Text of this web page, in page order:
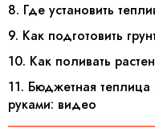
8. Где установить
9. Как подготовить
10. Как поливать
11. Бюджетная
руками: видео